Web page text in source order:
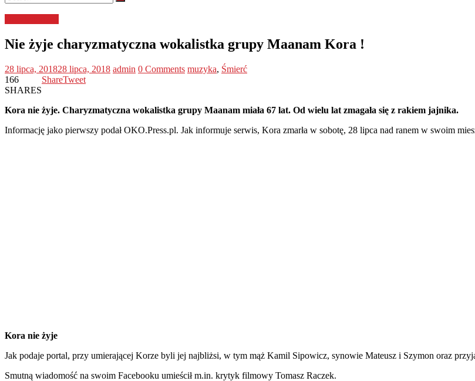
Nie żyje charyzmatyczna wokalistka grupy Maanam Kora !
28 lipca, 201828 lipca, 2018 admin 0 Comments muzyka, Śmierć
166
SHARES
ShareTweet
Kora nie żyje. Charyzmatyczna wokalistka grupy Maanam miała 67 lat. Od wielu lat zmagała się z rakiem jajnika.
Informację jako pierwszy podał OKO.Press.pl. Jak informuje serwis, Kora zmarła w sobotę, 28 lipca nad ranem w swoim
Kora nie żyje
Jak podaje portal, przy umierającej Korze byli jej najbliżsi, w tym mąż Kamil Sipowicz, synowie Mateusz i Szymon oraz
Smutną wiadomość na swoim Facebooku umieścił m.in. krytyk filmowy Tomasz Raczek.